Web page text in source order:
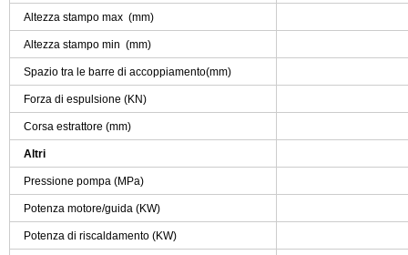
Altezza stampo max (mm)
Altezza stampo min (mm)
Spazio tra le barre di accoppiamento(mm)
Forza di espulsione (KN)
Corsa estrattore (mm)
Altri
Pressione pompa (MPa)
Potenza motore/guida (KW)
Potenza di riscaldamento (KW)